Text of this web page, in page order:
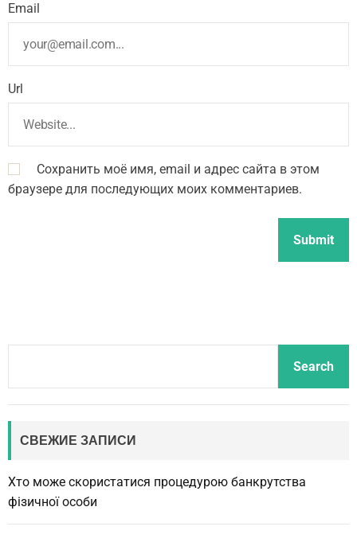
Email
Url
Сохранить моё имя, email и адрес сайта в этом
браузере для последующих моих комментариев.
Search
СВЕЖИЕ ЗАПИСИ
Хто може скористатися процедурою банкрутства
фізичної особи